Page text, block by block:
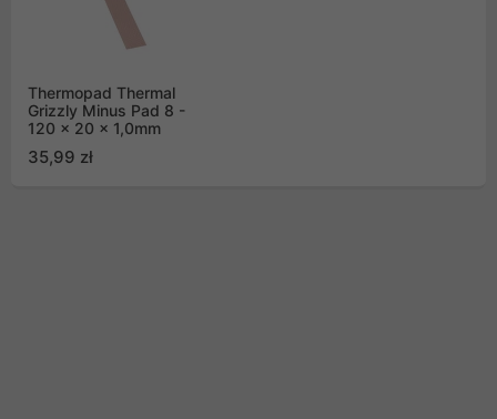
Thermopad Thermal
Grizzly Minus Pad 8 -
120 x 20 x 1,0mm
35,99 zł